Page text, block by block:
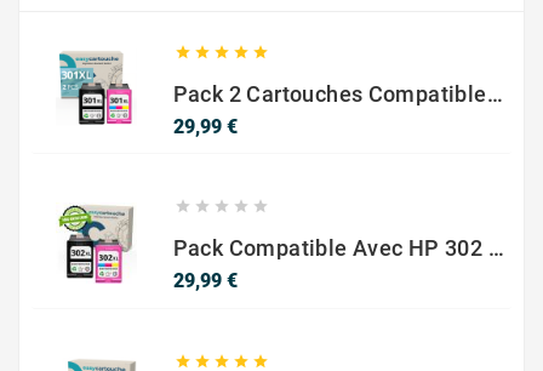
    
Pack 2 Cartouches Compatible Avec HP 301 XL Noir Et Couleur
29,99 €Prix
    
Pack Compatible Avec HP 302 XL Noir Et Couleur - SANS NIVEAU ENCRE
29,99 €Prix
    